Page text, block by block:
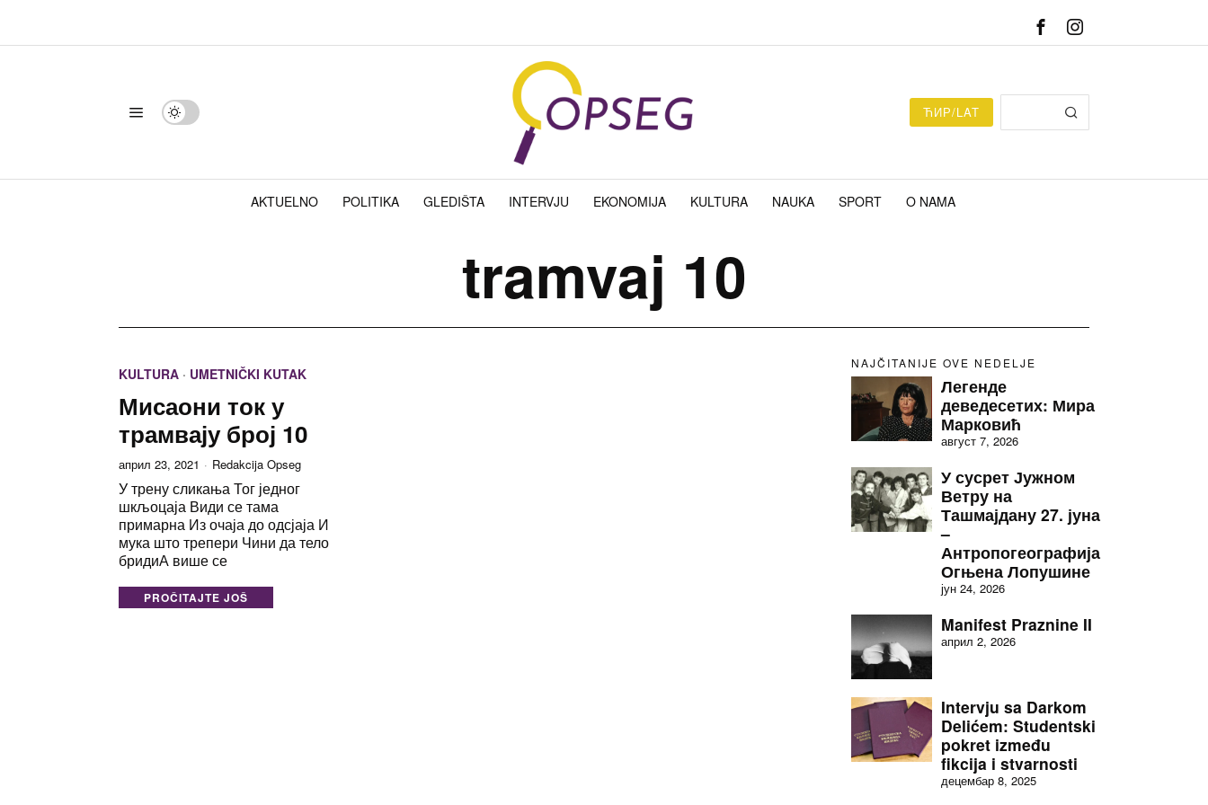
ЋИР/LAT
AKTUELNO POLITIKA GLEDIŠTA INTERVJU EKONOMIJA KULTURA NAUKA SPORT O NAMA
tramvaj 10
KULTURA · UMETNIČKI KUTAK
Мисаони ток у
трамвају број 10
април 23, 2021 Redakcija Opseg
У трену сликања Тог једног
шкљоцаја Види се тама
примарна Из очаја до одсјаја И
мука што трепери Чини да тело
бридиА више се
PROČITAJTE JOŠ
NAJČITANIJE OVE NEDELJE
Легенде
деведесетих: Мира
Марковић
август 7, 2026
У сусрет Јужном
Ветру на
Ташмајдану 27. јуна
–
Антропогеографија
Огњена Лопушине
јун 24, 2026
Manifest Praznine II
април 2, 2026
Intervju sa Darkom
Delićem: Studentski
pokret između
fikcija i stvarnosti
децембар 8, 2025